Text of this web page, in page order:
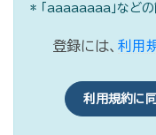
* 「aaaaaaaa」などの
登録には、 利用
利用規約に